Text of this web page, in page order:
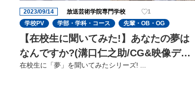
2023/09/14 放送芸術学院専門学校
1
学校PV
学部・学科・コース 先輩・OB・OG
【在校生に聞いてみた!】あなたの夢は
なんですか?(溝口仁之助/CG&映像ディ
レクターコース)
在校生に「夢」を聞いてみたシリーズ! ...